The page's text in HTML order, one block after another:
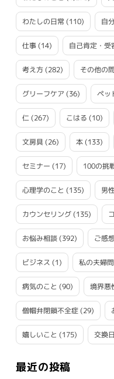
わたしの日常(110) 自
仕事(14) 自己肯定・受
考え方(282) その他の
グリーフケア (36) ペッ
仁(267) こはる (10)
文房具(26) 本(133)
セミナー (17) 100の挑
心理学のこと (135) 男
カウンセリング(135)
お悩み相談(392) ご感
ビジネス (1) 私の夫婦
病気のこと (90) 境界悪
僧帽弁閉鎖不全症(29)
嬉しいこと (175) 交換
最近の投稿